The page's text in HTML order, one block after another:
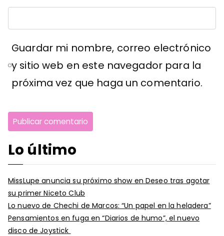
Guardar mi nombre, correo electrónico
y sitio web en este navegador para la
próxima vez que haga un comentario.
Lo último
MissLupe anuncia su próximo show en Deseo tras agotar
su primer Niceto Club
Lo nuevo de Chechi de Marcos: “Un papel en la heladera”
Pensamientos en fuga en “Diarios de humo”, el nuevo
disco de Joystick